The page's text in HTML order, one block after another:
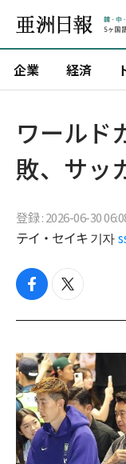
企業 経済
ワールド
敗、サッ
登録 : 2026-06-30
テイ・セイキ 기자
f
c
b
o
o
k
t
i
t
e
r